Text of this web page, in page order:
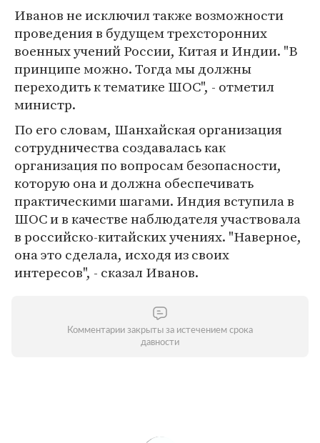
Иванов не исключил также возможности
проведения в будущем трехсторонних
военных учений России, Китая и Индии. "В
принципе можно. Тогда мы должны
переходить к тематике ШОС", - отметил
министр.
По его словам, Шанхайская организация
сотрудничества создавалась как
организация по вопросам безопасности,
которую она и должна обеспечивать
практическими шагами. Индия вступила в
ШОС и в качестве наблюдателя участвовала
в российско-китайских учениях. "Наверное,
она это сделала, исходя из своих
интересов", - сказал Иванов.
Комментарии закрыты за истечением срока
давности